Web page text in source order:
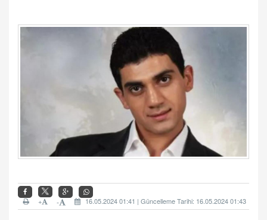
16.05.2024 01:41 | Güncelleme Tarihi: 16.05.2024 01:43
-
+